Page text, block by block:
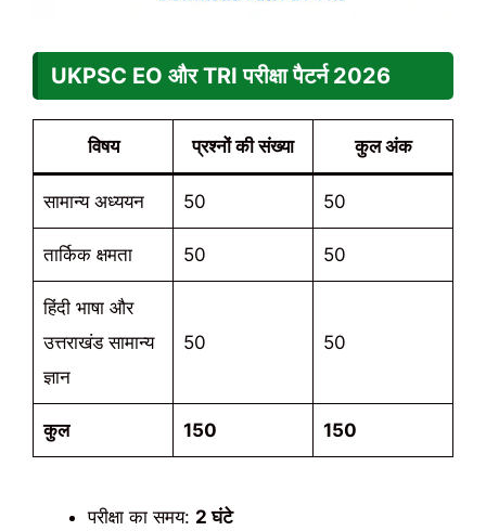
UKPSC EO और TRI परीक्षा पैटर्न 2026
विषय प्रश्नों की संख्या कुल अंक
सामान्य अध्ययन 50 50
तार्किक क्षमता 50 50
हिंदी भाषा और
उत्तराखंड सामान्य
ज्ञान
50 50
कुल 150 150
परीक्षा का समय: 2 घंटे